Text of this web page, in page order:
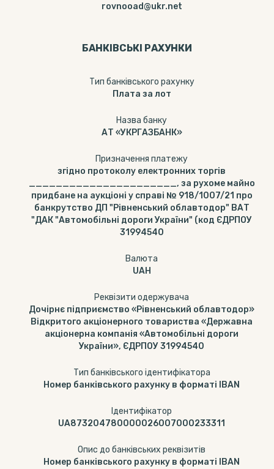
rovnooad@ukr.net
БАНКІВСЬКІ РАХУНКИ
Тип банкiвського рахунку
Плата за лот
Назва банку
АТ «УКРГАЗБАНК»
Призначення платежу
згідно протоколу електронних торгів
______________________, за рухоме майно
придбане на аукціоні у справі № 918/1007/21 про
банкрутство ДП "Рівненський облавтодор" ВАТ
"ДАК "Автомобільні дороги України" (код ЄДРПОУ
31994540
Валюта
UAH
Реквізити одержувача
Дочірнє підприємство «Рівненський облавтодор»
Відкритого акціонерного товариства «Державна
акціонерна компанія «Автомобільні дороги
України», ЄДРПОУ 31994540
Тип банківського ідентифікатора
Номер банківського рахунку в форматі IBAN
Ідентифікатор
UA873204780000026007000233311
Опис до банківських реквізитів
Номер банківського рахунку в форматі IBAN